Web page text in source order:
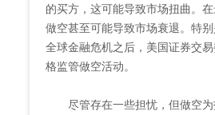
的买方，这可能导致市场扭曲。
做空甚至可能导致市场衰退。特
全球金融危机之后，美国证券交
格监管做空活动。
尽管存在一些担忧，但做空为